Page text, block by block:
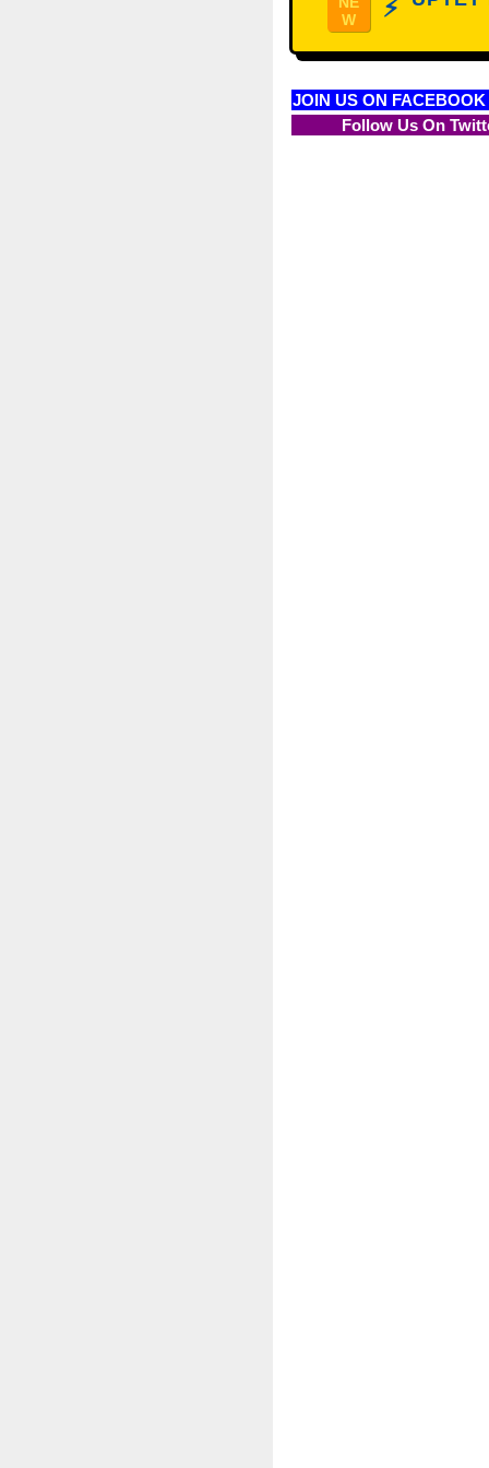
W
⚡
JOIN US ON
Follow Us On